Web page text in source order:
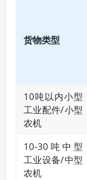
货物类型
10吨以内小型
工业配件/小型
农机
10-30吨中型
工业设备/中型
农机